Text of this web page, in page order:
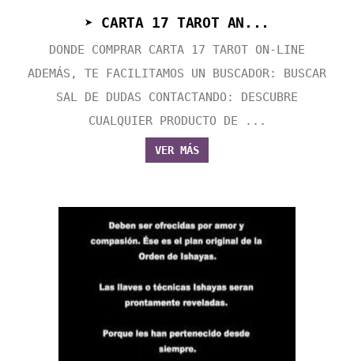
➤ CARTA 17 TAROT AN...
DONDE COMPRAR CARTA 17 TAROT ON-LINE
ADEMÁS, TE FACILITAMOS UN BUSCADOR: BUSCAR
SAL DE DUDAS CONTACTANDO: DESCUBRE
CUALQUIER PRODUCTO DE ...
VER MÁS